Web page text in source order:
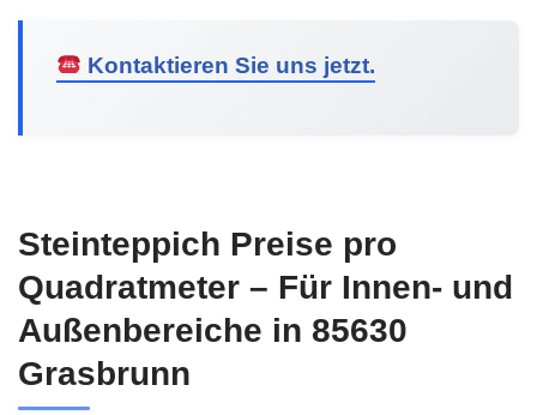
Kontaktieren Sie uns jetzt.
Steinteppich Preise pro
Quadratmeter – Für Innen- und
Außenbereiche in 85630
Grasbrunn